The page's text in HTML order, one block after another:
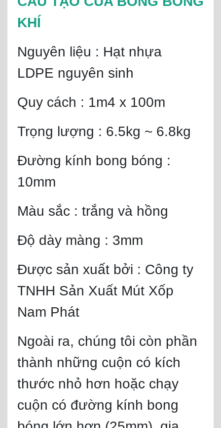
KHÍ
Nguyên liệu : Hạt nhựa
LDPE nguyên sinh
Quy cách : 1m4 x 100m
Trọng lượng : 6.5kg ~ 6.8kg
Đường kính bong bóng :
10mm
Màu sắc : trắng và hồng
Độ dày màng : 3mm
Được sản xuất bởi : Công ty
TNHH Sản Xuất Mút Xốp
Nam Phát
Ngoài ra, chúng tôi còn phần
thành những cuộn có kích
thước nhỏ hơn hoặc chạy
cuộn có đường kính bong